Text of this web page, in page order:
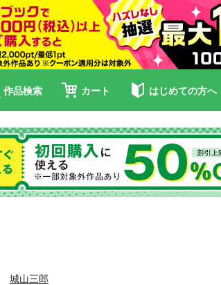
作品検索 カート はじめての方へ
城山三郎